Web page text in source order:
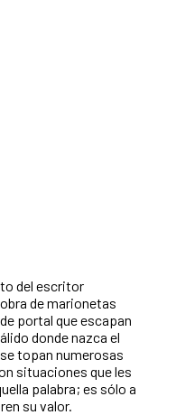
del escritor
de marionetas
portal que escapan
donde nazca el
topan numerosas
situaciones que les
palabra; es sólo a
su valor.